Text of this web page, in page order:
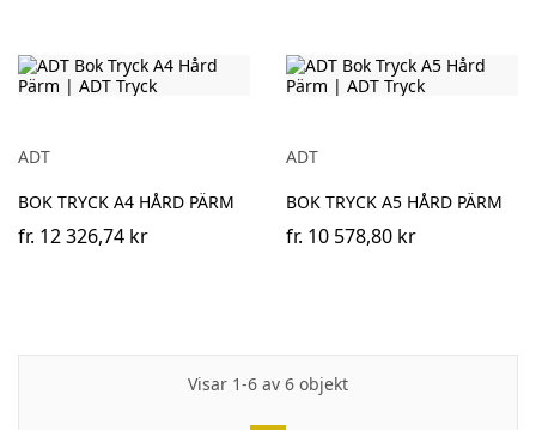
ADT
BOK TRYCK A4 HÅRD PÄRM
fr. 12 326,74 kr
ADT
BOK TRYCK A5 HÅRD PÄRM
fr. 10 578,80 kr
Visar 1-6 av 6 objekt